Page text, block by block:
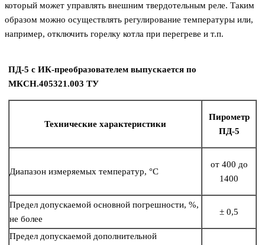
который может управлять внешним твердотельным реле. Таким
образом можно осуществлять регулирование температуры или,
например, отключить горелку котла при перегреве и т.п.
ПД-5 с ИК-преобразователем выпускается по
МКСН.405321.003 ТУ
Технические характеристики
Пирометр
ПД-5
Диапазон измеряемых температур, °С
от 400 до
1400
Предел допускаемой основной погрешности, %,
не более
± 0,5
Предел допускаемой дополнительной